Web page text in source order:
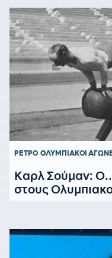
ΡΕΤΡΟ ΟΛΥΜΠΙΑΚΟΙ
Καρλ Σούμαν:
στους